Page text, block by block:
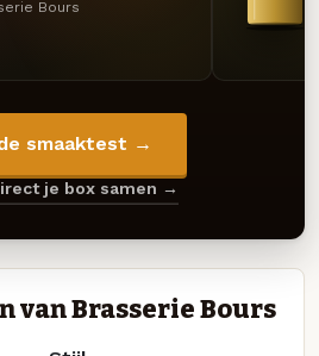
Bours
smaaktest →
je box samen →
van Brasserie Bours